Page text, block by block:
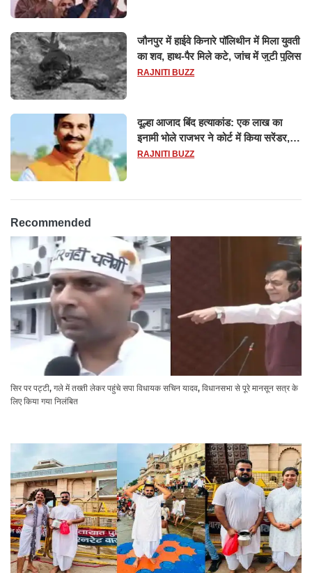
जौनपुर में हाईवे किनारे पॉलिथीन में मिला युवती
का शव, हाथ-पैर मिले कटे, जांच में जुटी पुलिस
RAJNITI BUZZ
दूल्हा आजाद बिंद हत्याकांड: एक लाख का
इनामी भोले राजभर ने कोर्ट में किया सरेंडर,
14 दिन के लिए भेजा गया जेल
RAJNITI BUZZ
Recommended
सिर पर पट्टी, गले में तख्ती लेकर पहुंचे सपा विधायक सचिन यादव, विधानसभा से पूरे मानसून सत्र के
लिए किया गया निलंबित